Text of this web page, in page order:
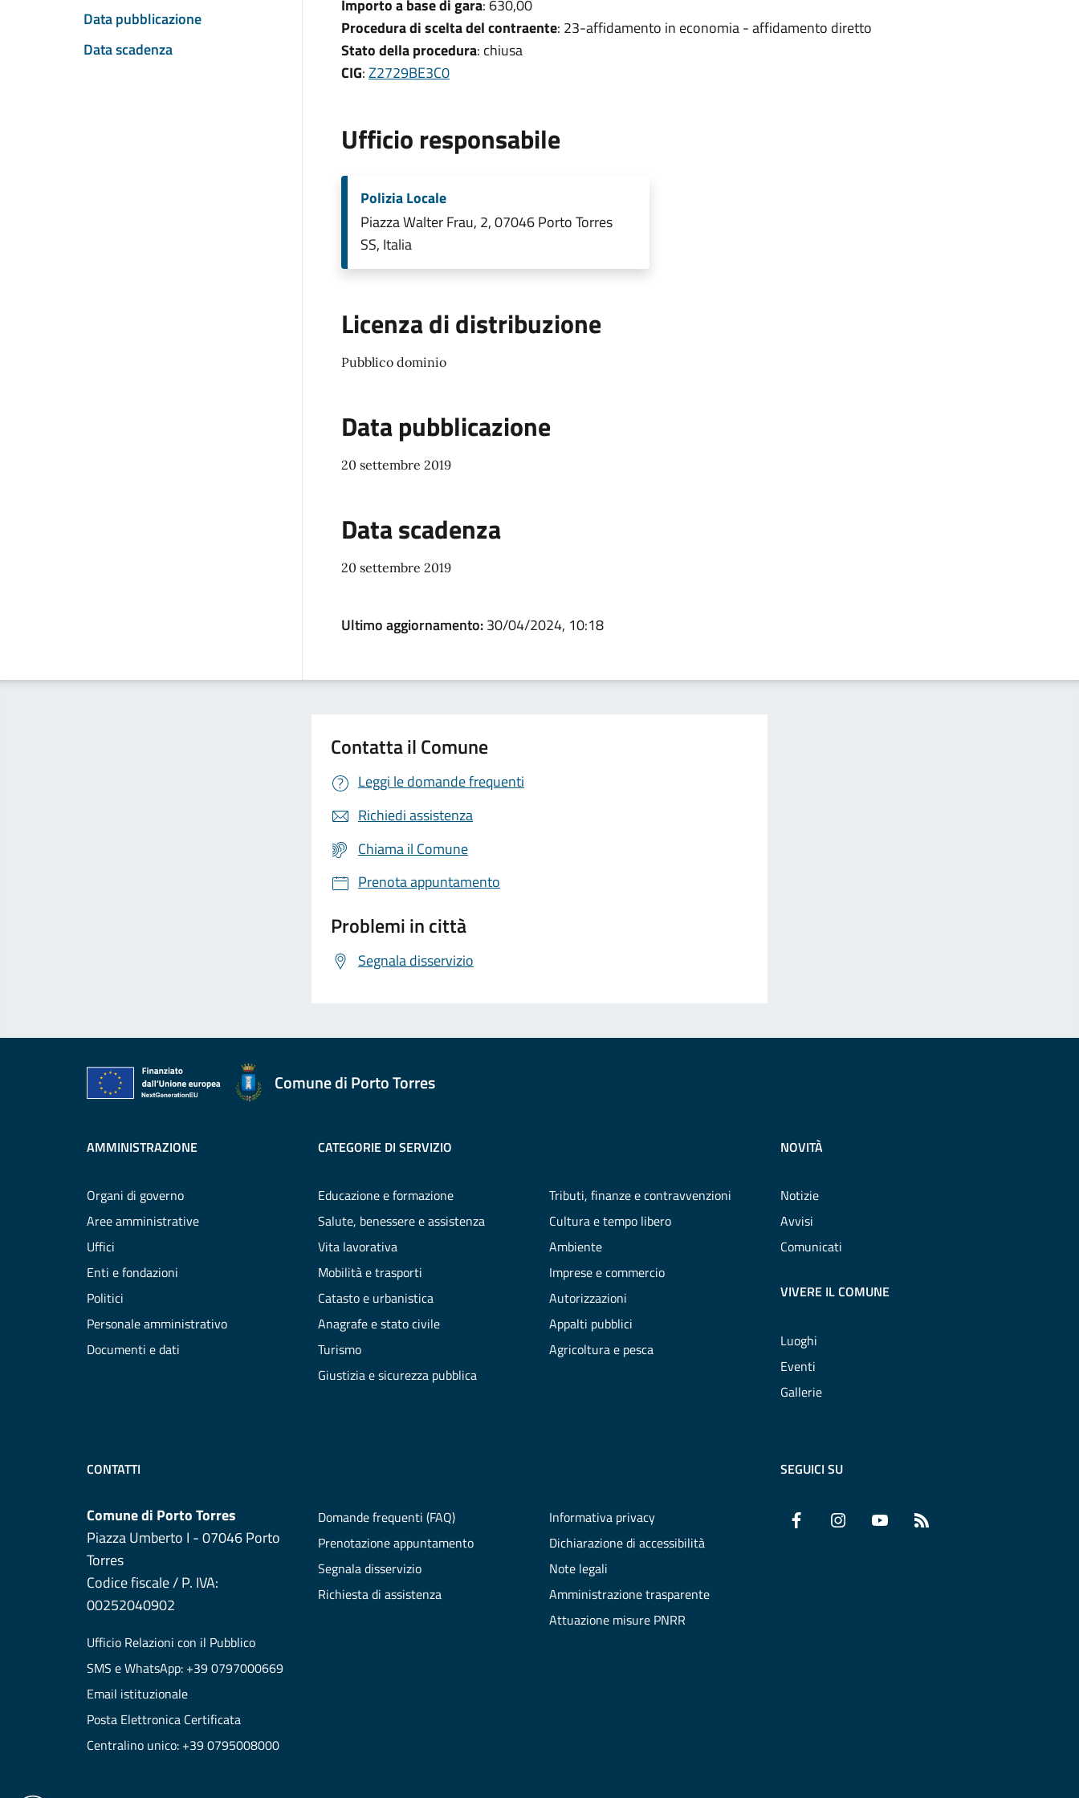
Data pubblicazione
Data scadenza
Importo a base di gara: 630,00
Procedura di scelta del contraente: 23-affidamento in economia - affidamento diretto
Stato della procedura: chiusa
CIG:Z2729BE3C0
Ufficio responsabile
Polizia Locale
Piazza Walter Frau, 2, 07046 Porto Torres
SS, Italia
Licenza di distribuzione
Pubblico dominio
Data pubblicazione
20 settembre 2019
Data scadenza
20 settembre 2019
Ultimo aggiornamento:30/04/2024, 10:18
Contatta il Comune
Leggi le domande frequenti
Richiedi assistenza
Chiama il Comune
Prenota appuntamento
Problemi in città
Segnala disservizio
Comune di Porto Torres
AMMINISTRAZIONE
Organi di governo
Aree amministrative
Uffici
Enti e fondazioni
Politici
Personale amministrativo
Documenti e dati
CATEGORIE DI SERVIZIO
Educazione e formazione
Salute, benessere e assistenza
Vita lavorativa
Mobilità e trasporti
Catasto e urbanistica
Anagrafe e stato civile
Turismo
Giustizia e sicurezza pubblica
Tributi, finanze e contravvenzioni
Cultura e tempo libero
Ambiente
Imprese e commercio
Autorizzazioni
Appalti pubblici
Agricoltura e pesca
NOVITÀ
Notizie
Avvisi
Comunicati
VIVERE IL COMUNE
Luoghi
Eventi
Gallerie
CONTATTI
Comune di Porto Torres
Piazza Umberto I - 07046 Porto
Torres
Codice fiscale / P. IVA:
00252040902
Ufficio Relazioni con il Pubblico
SMS e WhatsApp: +39 0797000669
Email istituzionale
Posta Elettronica Certificata
Centralino unico: +39 0795008000
Domande frequenti (FAQ)
Prenotazione appuntamento
Segnala disservizio
Richiesta di assistenza
Informativa privacy
Dichiarazione di accessibilità
Note legali
Amministrazione trasparente
Attuazione misure PNRR
SEGUICI SU
Facebook InstagramYouTube